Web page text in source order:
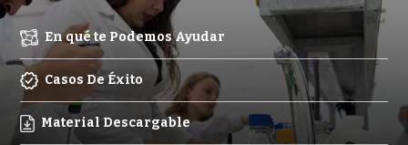
En qué te Podemos Ayudar
Casos De Éxito
Material Descargable